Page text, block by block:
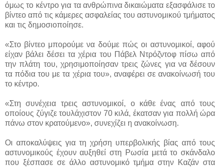
όμως το κέντρο για τα ανθρώπινα δικαιώματα εξασφάλισε το
βίντεο από τις κάμερες ασφαλείας του αστυνομικού τμήματος
και τις δημοσιοποίησε.
«Στο βίντεο μπορούμε να δούμε πώς οι αστυνομικοί, αφού
είχαν βάλει δέσει τα χέρια του Πάβελ Ντρόζντοφ πίσω από
την πλάτη του, χρησιμοποίησαν τρεις ζώνες για να δέσουν
τα πόδια του με τα χέρια του», αναφέρει σε ανακοίνωσή του
το κέντρο.
«Στη συνέχεια τρεις αστυνομικοί, ο κάθε ένας από τους
οποίους ζύγιζε τουλάχιστον 70 κιλά, έκατσαν για πολλή ώρα
πάνω στον κρατούμενο», συνεχίζει η ανακοίνωση.
Οι αποκαλύψεις για τη χρήση υπερβολικής βίας από τους
αστυνομικούς έχουν αυξηθεί στη Ρωσία μετά το σκάνδαλο
που ξέσπασε σε άλλο αστυνομικό τμήμα στην Καζάν στα